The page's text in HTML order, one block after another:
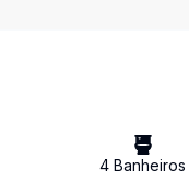
4 Banheiros